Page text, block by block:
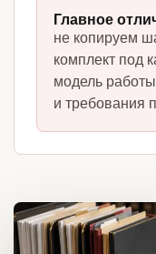
Главное
не копируем
комплект под
модель
и требования